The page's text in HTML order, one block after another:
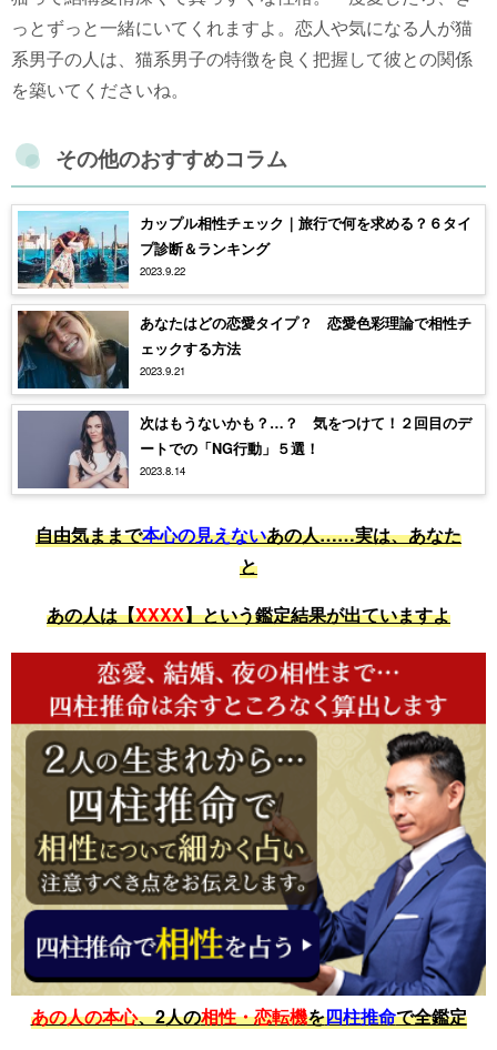
っとずっと一緒にいてくれますよ。恋人や気になる人が猫
系男子の人は、猫系男子の特徴を良く把握して彼との関係
を築いてくださいね。
その他のおすすめコラム
カップル相性チェック｜旅行で何を求める？６タイ
プ診断＆ランキング
2023.9.22
あなたはどの恋愛タイプ？ 恋愛色彩理論で相性チ
ェックする方法
2023.9.21
次はもうないかも？…？ 気をつけて！２回目のデ
ートでの「NG行動」５選！
2023.8.14
自由気ままで本心の見えないあの人……実は、あなた
と
あの人は【XXXX】という鑑定結果が出ていますよ
あの人の本心、2人の相性・恋転機を四柱推命で全鑑定